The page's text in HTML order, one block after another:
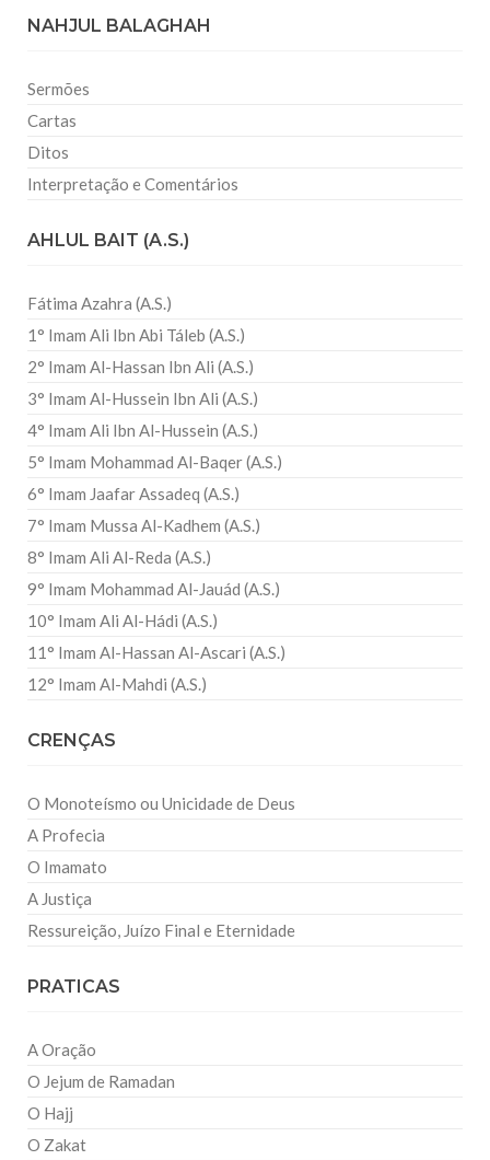
NAHJUL BALAGHAH
Sermões
Cartas
Ditos
Interpretação e Comentários
AHLUL BAIT (A.S.)
Fátima Azahra (A.S.)
1° Imam Ali Ibn Abi Táleb (A.S.)
2° Imam Al-Hassan Ibn Ali (A.S.)
3° Imam Al-Hussein Ibn Ali (A.S.)
4° Imam Ali Ibn Al-Hussein (A.S.)
5° Imam Mohammad Al-Baqer (A.S.)
6° Imam Jaafar Assadeq (A.S.)
7° Imam Mussa Al-Kadhem (A.S.)
8° Imam Ali Al-Reda (A.S.)
9° Imam Mohammad Al-Jauád (A.S.)
10° Imam Ali Al-Hádi (A.S.)
11° Imam Al-Hassan Al-Ascari (A.S.)
12° Imam Al-Mahdi (A.S.)
CRENÇAS
O Monoteísmo ou Unicidade de Deus
A Profecia
O Imamato
A Justiça
Ressureição, Juízo Final e Eternidade
PRATICAS
A Oração
O Jejum de Ramadan
O Hajj
O Zakat